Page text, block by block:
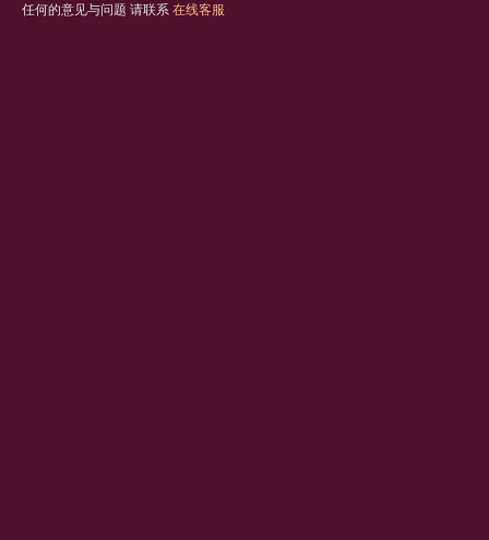
任何的意见与问题 请联系 在线客服